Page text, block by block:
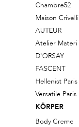
Chambre52
Maison Crivelli
AUTEUR
Atelier Materi
D'ORSAY
FASCENT
Hellenist Paris
Versatile Paris
KÖRPER
Body Creme